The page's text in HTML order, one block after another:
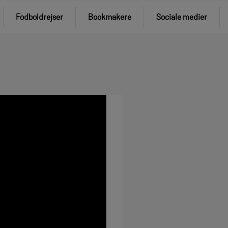
Fodboldrejser Bookmakere Sociale medier